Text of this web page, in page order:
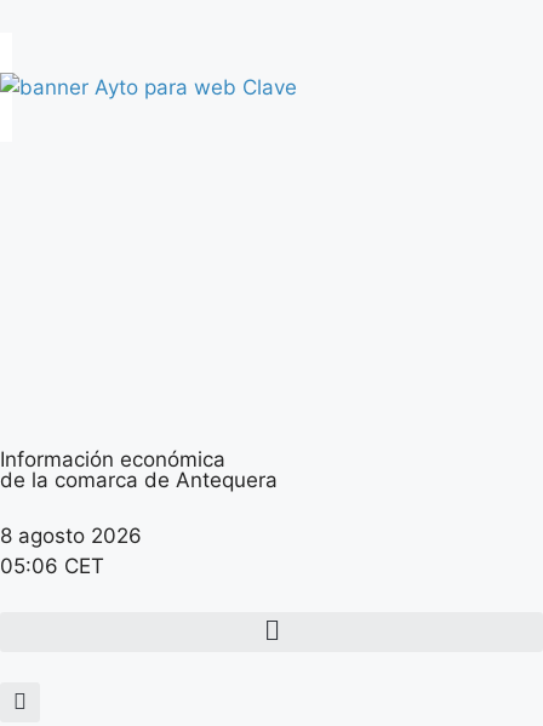
Información económica
de la comarca de Antequera
8 agosto 2026
05:06 CET